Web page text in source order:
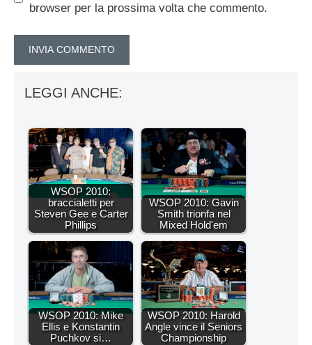
browser per la prossima volta che commento.
LEGGI ANCHE:
WSOP 2010:
braccialetti per
Steven Gee e Carter
Phillips
WSOP 2010: Gavin
Smith trionfa nel
Mixed Hold'em
WSOP 2010: Mike
Ellis e Konstantin
Puchkov si…
WSOP 2010: Harold
Angle vince il Seniors
Championship